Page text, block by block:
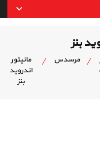
بنز
مرسدس
مانیتور
اندروید
بنز